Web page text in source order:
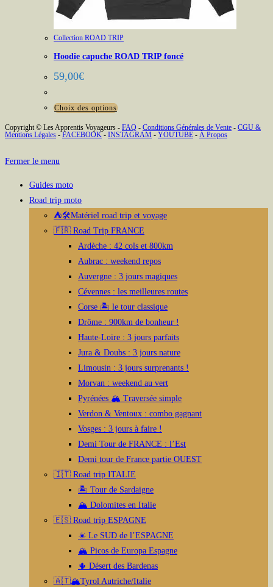
Collection ROAD TRIP
Hoodie capuche ROAD TRIP foncé
59,00€
Choix des optionsCe
produit
a
peuvent
être
choisies
sur
la
page
du
produit
Copyright © Les Apprentis Voyageurs - FAQ - Conditions Générales de Vente - CGU &
Mentions Légales - FACEBOOK - INSTAGRAM - YOUTUBE - À Propos
Fermer le menu
Guides moto
Road trip moto
⛺🛠️Matériel road trip et voyage
🇫🇷 Road Trip FRANCE
Ardèche : 42 cols et 800km
Aubrac : weekend repos
Auvergne : 3 jours magiques
Cévennes : les meilleures routes
Corse 🏝️ le tour classique
Drôme : 900km de bonheur !
Haute-Loire : 3 jours parfaits
Jura & Doubs : 3 jours nature
Limousin : 3 jours surprenants !
Morvan : weekend au vert
Pyrénées 🏔️ Traversée simple
Verdon & Ventoux : combo gagnant
Vosges : 3 jours à faire !
Demi Tour de FRANCE : l’Est
Demi tour de France partie OUEST
🇮🇹 Road trip ITALIE
🏝️ Tour de Sardaigne
🏔️ Dolomites en Italie
🇪🇸 Road trip ESPAGNE
☀️ Le SUD de l’ESPAGNE
🏔️ Picos de Europa Espagne
🌵 Désert des Bardenas
🇦🇹🏔️Tyrol Autriche/Italie